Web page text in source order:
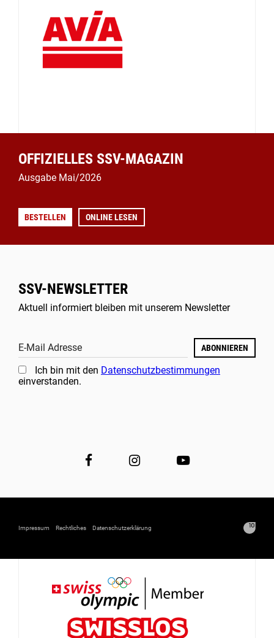
OFFIZIELLES SSV-MAGAZIN
Ausgabe Mai/2026
BESTELLEN ONLINE LESEN
SSV-NEWSLETTER
Aktuell informiert bleiben mit unserem Newsletter
E-Mail Adresse ABONNIEREN
Ich bin mit den Datenschutzbestimmungen
einverstanden.
Impressum Rechtliches Datenschutzerklärung